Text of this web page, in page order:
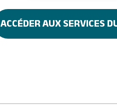
ACCÉDER AUX SERVICES